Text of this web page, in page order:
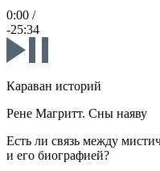
0:00 /
-25:34
Караван историй
Рене Магритт. Сны наяву
Есть ли связь между
и его биографией?